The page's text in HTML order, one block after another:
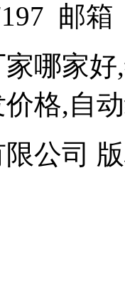
邮箱
哪家
格,自
公司